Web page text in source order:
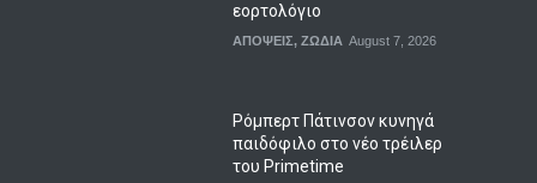
εορτολόγιο
ΑΠΟΨΕΙΣ, ΖΩΔΙΑ August 7, 2026
Ρόμπερτ Πάτινσον κυνηγά
παιδόφιλο στο νέο τρέιλερ
του Primetime